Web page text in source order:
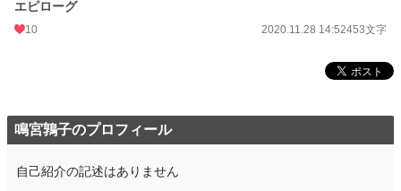
エピローグ
10 2020.11.28 14:52453文字
鳴宮鶉子のプロフィール
自己紹介の記述はありません